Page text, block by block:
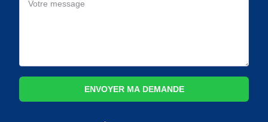
ENVOYER MA DEMANDE